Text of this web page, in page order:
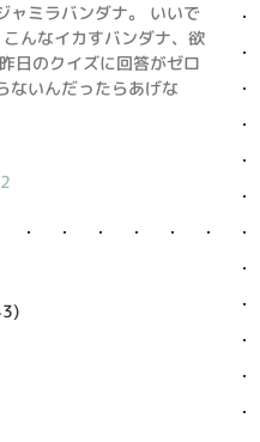
ャミラバンダナ。 いいで
んなイカすバンダナ、欲
日のクイズに回答がゼロ
ないんだったらあげな
2